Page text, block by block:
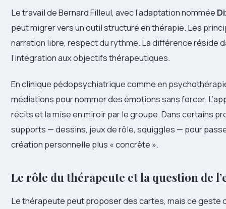
Le travail de Bernard Filleul, avec l’adaptation nommée
peut migrer vers un outil structuré en thérapie. Les
narration libre, respect du rythme. La différence réside
l’intégration aux objectifs thérapeutiques.
En clinique pédopsychiatrique comme en
médiations pour nommer des émotions sans forcer.
récits et la mise en miroir par le groupe. Dans certains
supports — dessins, jeux de rôle, squiggles — pour
création personnelle plus « concrète ».
Le rôle du thérapeute et la question de
Le thérapeute peut proposer des cartes, mais ce